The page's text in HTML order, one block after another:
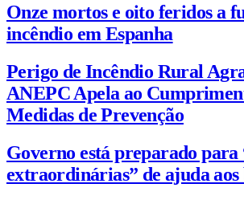
Onze mortos e oito feridos a
incêndio em Espanha
Perigo de Incêndio Rural
ANEPC Apela ao
Medidas de Prevenção
Governo está preparado para
extraordinárias” de ajuda